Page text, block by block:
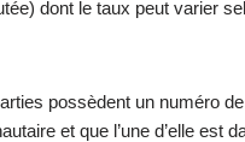
dont le taux peut varier
possèdent un numéro
et que l’une d’elle est